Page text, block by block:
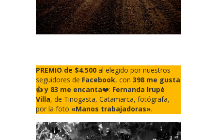
PREMIO de $4.500 al elegido por nuestros
seguidores de Facebook, con 398 me gusta
👍 y 83 me encanta❤️: Fernanda Irupé
Villa, de Tinogasta, Catamarca, fotógrafa,
por la foto «Manos trabajadoras».